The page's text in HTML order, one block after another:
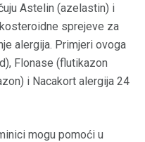
Astelin (azelastin) i
sprejeve za
alergija. Primjeri ovoga
Flonase (flutikazon
i Nacakort alergija 24
mogu pomoći u